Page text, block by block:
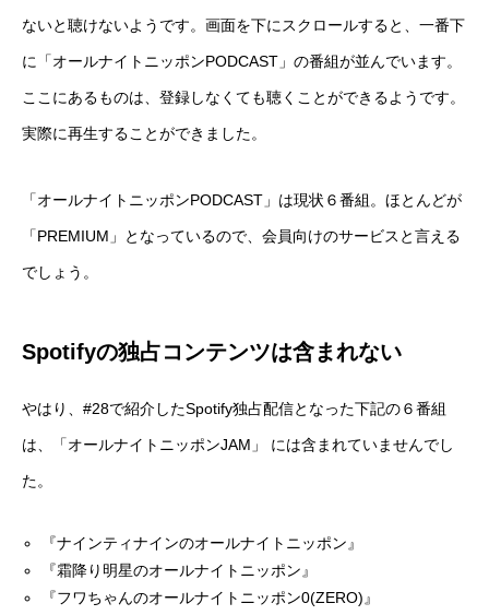
ないと聴けないようです。画面を下にスクロールすると、一番下
に「オールナイトニッポンPODCAST」の番組が並んでいます。
ここにあるものは、登録しなくても聴くことができるようです。
実際に再生することができました。
「オールナイトニッポンPODCAST」は現状６番組。ほとんどが
「PREMIUM」となっているので、会員向けのサービスと言える
でしょう。
Spotifyの独占コンテンツは含まれない
やはり、#28で紹介したSpotify独占配信となった下記の６番組
は、「オールナイトニッポンJAM」 には含まれていませんでし
た。
『ナインティナインのオールナイトニッポン』
『霜降り明星のオールナイトニッポン』
『フワちゃんのオールナイトニッポン0(ZERO)』